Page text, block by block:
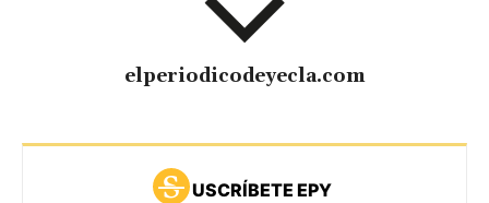
elperiodicodeyecla.com
USCRÍBETE EPY